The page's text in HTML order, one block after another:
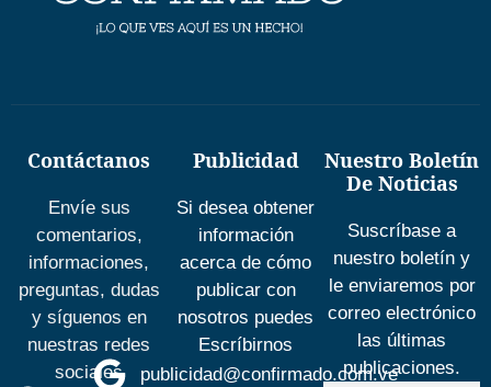
Contáctanos
Envíe sus
comentarios,
informaciones,
preguntas, dudas
y síguenos en
nuestras redes
sociales
Publicidad
Si desea obtener
información
acerca de cómo
publicar con
nosotros puedes
Escríbirnos
publicidad@confirmado.com.ve
Nuestro Boletín
De Noticias
Suscríbase a
nuestro boletín y
le enviaremos por
correo electrónico
las últimas
publicaciones.